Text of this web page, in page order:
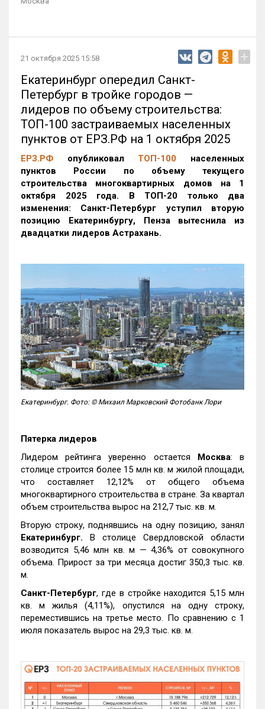
21 октября 2025 15:58 +
Екатеринбург опередил Санкт-
Петербург в тройке городов —
лидеров по объему строительства:
ТОП-100 застраиваемых населенных
пунктов от ЕРЗ.РФ на 1 октября 2025
ЕРЗ.РФ опубликовал ТОП-100 населенных
пунктов России по объему текущего
строительства многоквартирных домов на 1
октября 2025 года. В ТОП-20 только два
изменения: Санкт-Петербург уступил вторую
позицию Екатеринбургу, Пенза вытеснила из
двадцатки лидеров Астрахань.
Екатеринбург. Фото: © Михаил Марковский Фотобанк Лори
Пятерка лидеров
Лидером рейтинга уверенно остается Москва: в
столице строится более 15 млн кв. м жилой площади,
что составляет 12,12% от общего объема
многоквартирного строительства в стране. За квартал
объем строительства вырос на 212,7 тыс. кв. м.
Вторую строку, поднявшись на одну позицию, занял
Екатеринбург. В столице Свердловской области
возводится 5,46 млн кв. м — 4,36% от совокупного
объема. Прирост за три месяца достиг 350,3 тыс. кв.
м.
Санкт-Петербург, где в стройке находится 5,15 млн
кв. м жилья (4,11%), опустился на одну строку,
переместившись на третье место. По сравнению с 1
июля показатель вырос на 29,3 тыс. кв. м.